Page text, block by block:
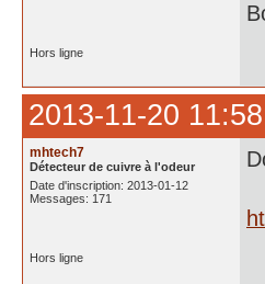
Hors ligne
2013-11-20
mhtech7
Détecteur de cuivre à l'odeur
Date d'inscription: 2013-01-12
Messages: 171
Hors ligne